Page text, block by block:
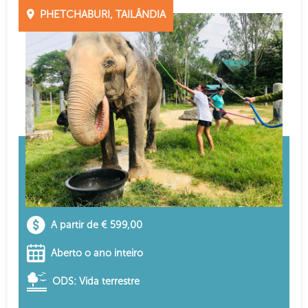
PHETCHABURI, TAILÂNDIA
A partir de € 599,00
Aberto o ano inteiro
ODS: Vida terrestre